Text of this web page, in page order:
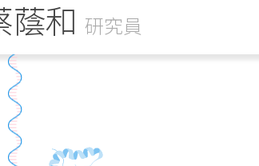
蔭和 研究員